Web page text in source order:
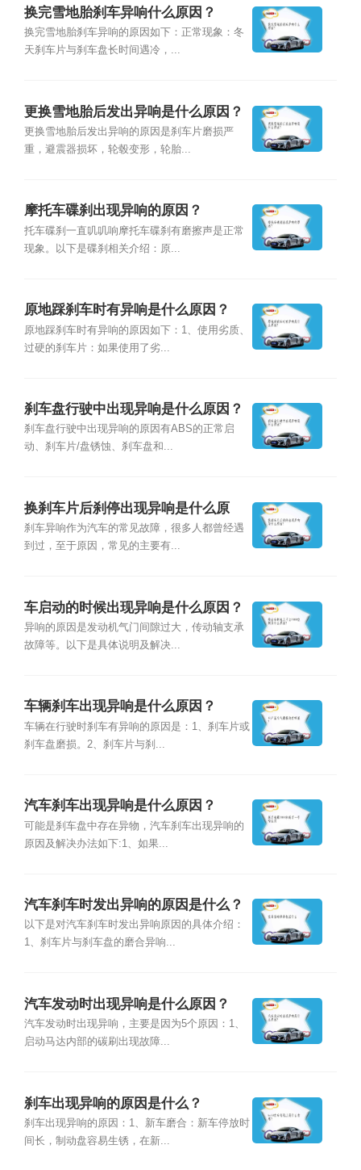
换完雪地胎刹车异响什么原因？
换完雪地胎刹车异响的原因如下：正常现象：冬
天刹车片与刹车盘长时间遇冷，...
更换雪地胎后发出异响是什么原因？
更换雪地胎后发出异响的原因是刹车片磨损严
重，避震器损坏，轮毂变形，轮胎...
摩托车碟刹出现异响的原因？
托车碟刹一直叽叽响摩托车碟刹有磨擦声是正常
现象。以下是碟刹相关介绍：原...
原地踩刹车时有异响是什么原因？
原地踩刹车时有异响的原因如下：1、使用劣质、
过硬的刹车片：如果使用了劣...
刹车盘行驶中出现异响是什么原因？
刹车盘行驶中出现异响的原因有ABS的正常启
动、刹车片/盘锈蚀、刹车盘和...
换刹车片后刹停出现异响是什么原
因？
刹车异响作为汽车的常见故障，很多人都曾经遇
到过，至于原因，常见的主要有...
车启动的时候出现异响是什么原因？
异响的原因是发动机气门间隙过大，传动轴支承
故障等。以下是具体说明及解决...
车辆刹车出现异响是什么原因？
车辆在行驶时刹车有异响的原因是：1、刹车片或
刹车盘磨损。2、刹车片与刹...
汽车刹车出现异响是什么原因？
可能是刹车盘中存在异物，汽车刹车出现异响的
原因及解决办法如下:1、如果...
汽车刹车时发出异响的原因是什么？
以下是对汽车刹车时发出异响原因的具体介绍：
1、刹车片与刹车盘的磨合异响...
汽车发动时出现异响是什么原因？
汽车发动时出现异响，主要是因为5个原因：1、
启动马达内部的碳刷出现故障...
刹车出现异响的原因是什么？
刹车出现异响的原因：1、新车磨合：新车停放时
间长，制动盘容易生锈，在新...